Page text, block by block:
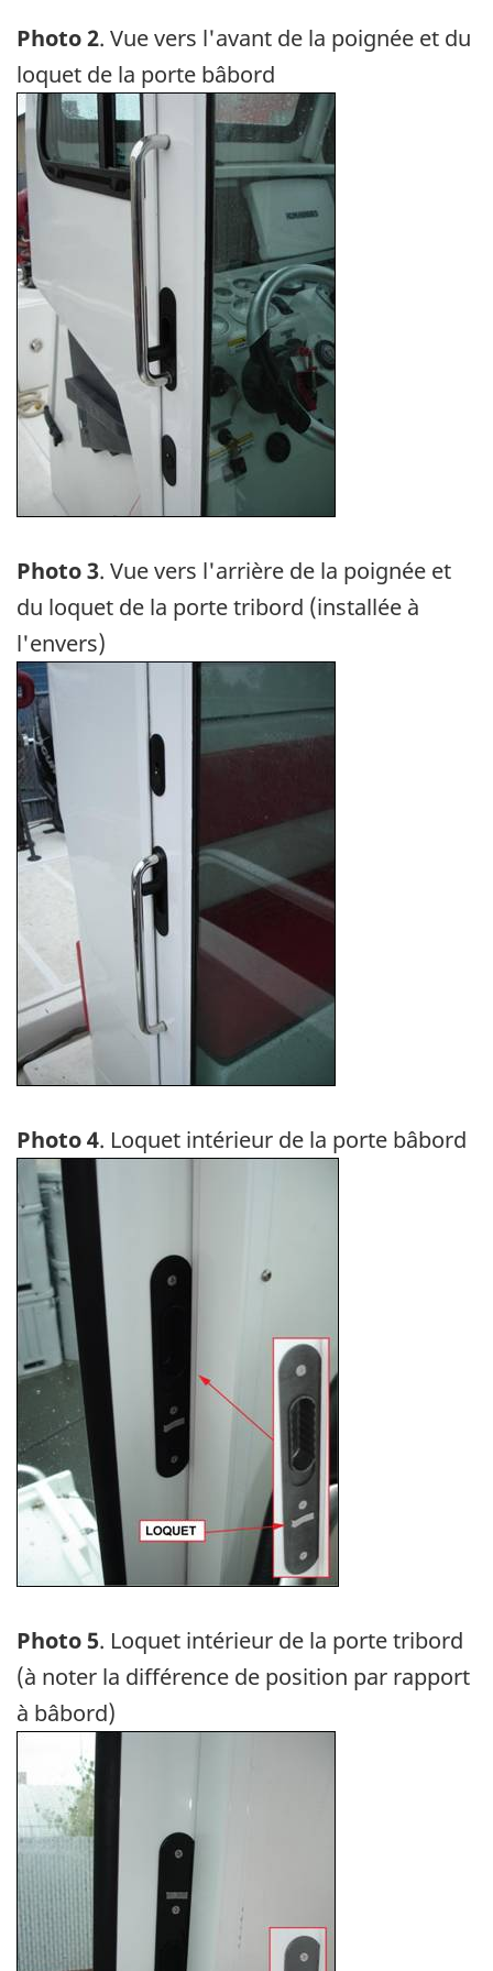
Photo 2. Vue vers l'avant de la poignée et du
loquet de la porte bâbord
Image
Photo 3. Vue vers l'arrière de la poignée et
du loquet de la porte tribord (installée à
l'envers)
Image
Photo 4. Loquet intérieur de la porte bâbord
Image
Photo 5. Loquet intérieur de la porte tribord
(à noter la différence de position par rapport
à bâbord)
Image